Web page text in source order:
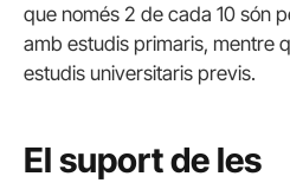
que només 2 de cada 10 són
amb estudis primaris, mentre
estudis universitaris previs.
El suport de les